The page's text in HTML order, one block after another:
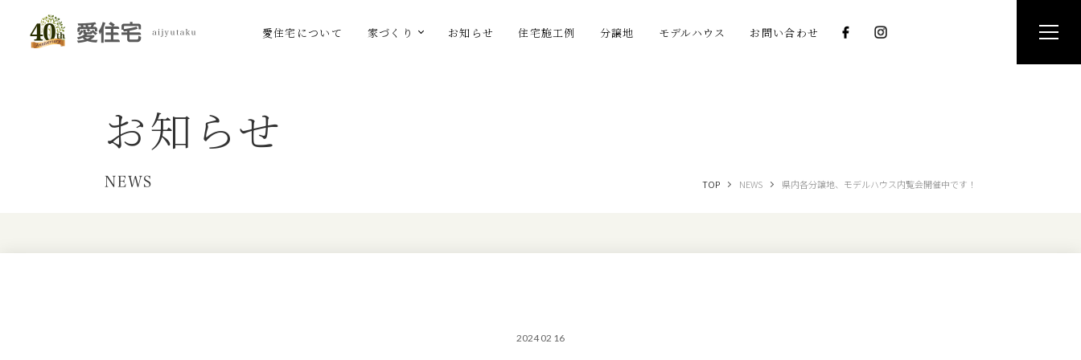
愛住宅について 家づくり お知らせ 住宅施工例 分譲地 モデルハウス お問い合わせ
お知らせ
NEWS TOP NEWS 県内各分譲地、モデルハウス内覧会開催中です！
2024 02 16